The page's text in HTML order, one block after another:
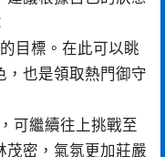
目標。在此可以眺
，也是領取熱門御守
可繼續往上挑戰至
茂密，氣氛更加莊嚴